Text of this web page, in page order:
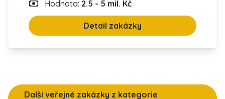
Hodnota: 2.5 - 5 mil. Kč
Detail zakázky
Další veřejné zakázky z kategorie